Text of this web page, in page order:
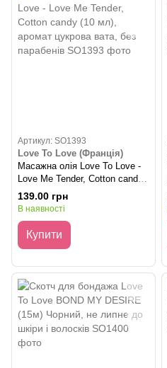
Артикул: SO1393
Love To Love (Франція)
Масажна олія Love To Love -
Love Me Tender, Cotton candy
(10 мл), аромат цукрова вата,
без парабенів
139.00 грн
В наявності
Купити